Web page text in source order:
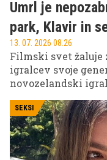
Umrl je
park, Klavir in
13. 07. 2026 08.26
Filmski svet žaluje
igralcev svoje
novozelandski
postal ena najbolj
kinematografije.
SEKSI